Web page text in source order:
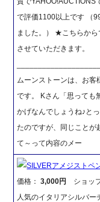
で評価1100以上です （
ました。） ★こちらから
させていただきます。
ムーンストーンは、お客
です。 Kさん「思っても
かげなんでしょうね♪と
たのですが、同じことが
て～って内容のメー
SILVERアメジストペ
価格：3,000円
ショッ
人気のイタリアシルバー